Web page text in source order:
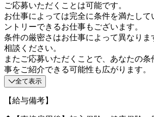
ご応募いただくことは可能です。
お仕事によっては完全に条件を満たして
ントリーできるお仕事もございます。
条件の厳密さはお仕事によって異なりま
相談ください。
またご応募いただくことで、あなたの
事をご紹介できる可能性も広がります
全て表示
【給与備考】